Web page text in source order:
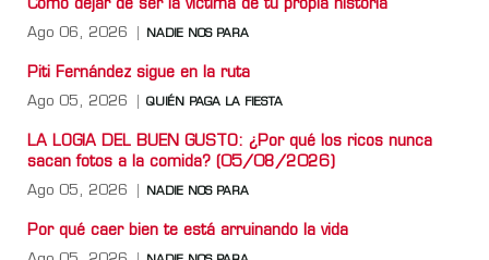
Cómo dejar de ser la víctima de tu propia historia
Ago 06, 2026 NADIE NOS PARA
Piti Fernández sigue en la ruta
Ago 05, 2026 QUIÉN PAGA LA FIESTA
LA LOGIA DEL BUEN GUSTO: ¿Por qué los ricos nunca
sacan fotos a la comida? (05/08/2026)
Ago 05, 2026 NADIE NOS PARA
Por qué caer bien te está arruinando la vida